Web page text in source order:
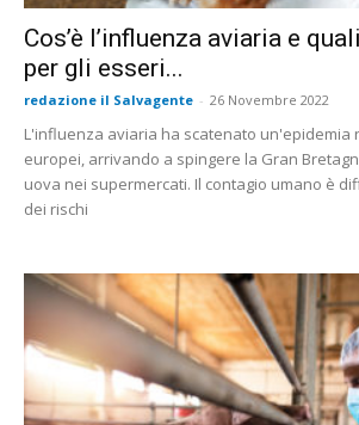
Cos’è l’influenza aviaria e
per gli esseri...
redazione il Salvagente - 26 Novembre 2022
L'influenza aviaria ha scatenato un'epidemia
europei, arrivando a spingere la Gran
uova nei supermercati. Il contagio umano è
dei rischi